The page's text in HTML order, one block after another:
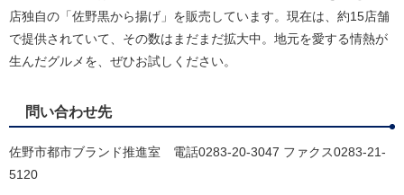
店独自の「佐野黒から揚げ」を販売しています。現在は、約15店舗
で提供されていて、その数はまだまだ拡大中。地元を愛する情熱が
生んだグルメを、ぜひお試しください。
問い合わせ先
佐野市都市ブランド推進室 電話0283-20-3047 ファクス0283-21-
5120